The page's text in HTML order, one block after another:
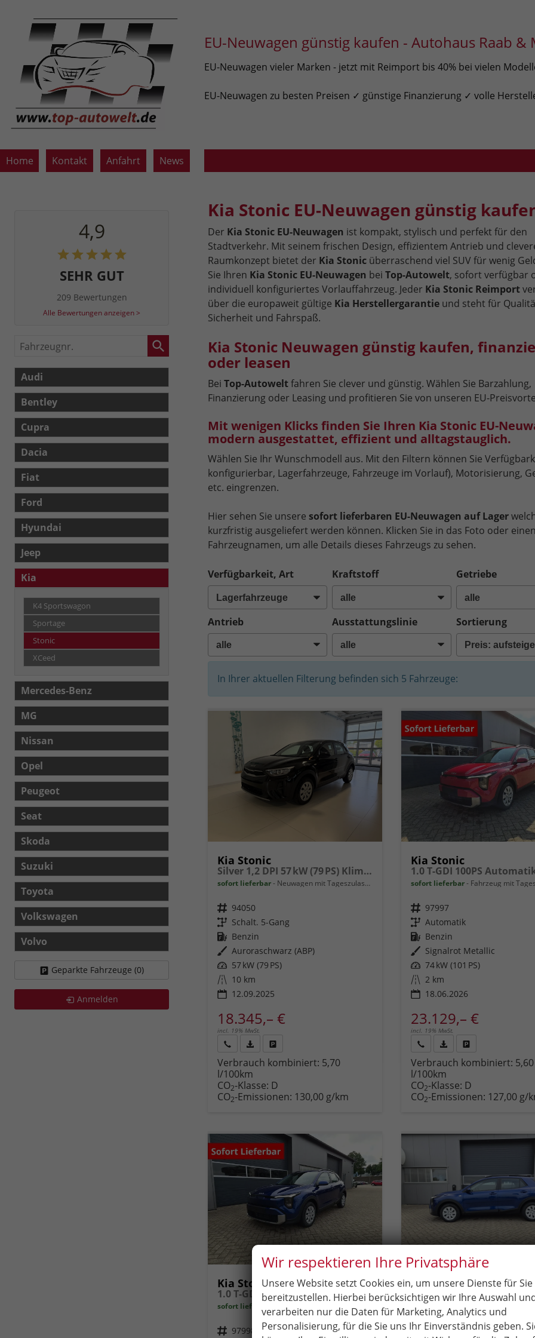
EU-Neuwagen günstig kaufen - Autohaus Raab &
EU-Neuwagen vieler Marken - jetzt mit Reimport bis 40% bei vielen
EU-Neuwagen zu besten Preisen ✓ günstige Finanzierung ✓ volle
Home Kontakt Anfahrt News
Kia Stonic EU-Neuwagen günstig
Der Kia Stonic EU-Neuwagen ist kompakt, stylisch und perfekt für den
Stadtverkehr. Mit seinem frischen Design, effizientem Antrieb und
Raumkonzept bietet der Kia Stonicüberraschend viel SUV für wenig
Sie Ihren Kia Stonic EU-Neuwagen bei Top-Autowelt, sofort verfügbar
individuell konfiguriertes Vorlauffahrzeug. Jeder Kia Stonic Reimport
über die europaweit gültige Kia Herstellergarantieund steht für
Sicherheit und Fahrspaß.
Kia Stonic Neuwagen günstig kaufen,
oder leasen
Bei Top-Autoweltfahren Sie clever und günstig. Wählen Sie Barzahlung,
Finanzierung oder Leasing und profitieren Sie von unseren EU-
Mit wenigen Klicks finden Sie Ihren Kia Stonic EU-
modern ausgestattet, effizient und alltagstauglich.
Wählen Sie Ihr Wunschmodell aus. Mit den Filtern können Sie
konfigurierbar, Lagerfahrzeuge, Fahrzeuge im Vorlauf), Motorisierung,
etc. eingrenzen.
Hier sehen Sie unsere sofort lieferbaren EU-Neuwagen auf Lager
kurzfristig ausgeliefert werden können. Klicken Sie in das Foto oder
Fahrzeugnamen, um alle Details dieses Fahrzeugs zu sehen.
Verfügbarkeit, Art Kraftstoff Getriebe
Antrieb Ausstattungslinie Sortierung
In Ihrer aktuellen Filterung befinden sich 5 Fahrzeuge:
Kia Stonic
Silver 1,2 DPI 57 kW (79 PS) Klimaanlage, Radio, DAB, Android Auto, Apple CarPlay, Touchscreen, Navigationssystem, Freisprecheinrichtung, Bluetooth, LED-Tagfahrlicht, Einparkhilfe hinten, Rückfahrkamera, Tempolimitassistent, uvm.
sofort lieferbar Neuwagen mit Tageszulassung
Fahrzeugnr. 94050
Getriebe Schalt. 5-Gang
Kraftstoff Benzin
Außenfarbe Auroraschwarz (ABP)
Leistung 57 kW (79 PS)
Kilometerstand 10 km
12.09.2025
18.345,– €
incl. 19% MwSt.
anfordernDatei,
Fahrzeugexposé
drucken
drucken,
oder
vergleichen
Verbrauch kombiniert: 5,70
l/100km
CO2-Klasse: D
CO2-Emissionen: 130,00 g/km
Kia Stonic
sofort lieferbar Fahrzeug mit
Fahrzeugnr. 97997
Getriebe Automatik
Kraftstoff Benzin
Außenfarbe Signalrot Metallic
Leistung 74 kW (101 PS)
Kilometerstand 2 km
18.06.2026
23.129,– €
incl. 19% MwSt.
anfordernDatei,
Fahrzeugexposé
drucken
drucken,
oder
vergleichen
Verbrauch kombiniert: 5,60
l/100km
CO2-Klasse: D
CO2-Emissionen: 127,00 g/
Kia Stonic
1.0 T-GDI 100PS Automatik NEUES MODELL Sitzheizung Lenkradheizung PDC v+h Rückf.Kamera Klima Bluetooth Touchscreen Apple CarPlay Android Auto Tempomat
sofort lieferbar Fahrzeug mit Tageszulassung
Fahrzeugnr. 97998
Kia Stonic
sofort lieferbar Fahrzeug mit
Fahrzeugnr. 97999
4,9
SEHR GUT
209 Bewertungen
Alle Bewertungen anzeigen >
Fahrzeugnr.
Audi
Bentley
Cupra
Dacia
Fiat
Ford
Hyundai
Jeep
Kia
K4 Sportswagon
Sportage
Stonic
XCeed
Mercedes-Benz
MG
Nissan
Opel
Peugeot
Seat
Skoda
Suzuki
Toyota
Volkswagen
Volvo
Geparkte Fahrzeuge (0)
Anmelden
Wir respektieren Ihre Privatsphäre
Unsere Website setzt Cookies ein, um unsere Dienste für Sie
bereitzustellen. Hierbei berücksichtigen wir Ihre Auswahl
verarbeiten nur die Daten für Marketing, Analytics und
Personalisierung, für die Sie uns Ihr Einverständnis geben.